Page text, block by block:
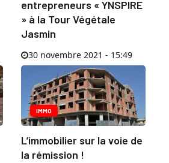
entrepreneurs « YNSPIRE
» à la Tour Végétale
Jasmin
30 novembre 2021 - 15:49
IMMO
L’immobilier sur la voie de
la rémission !